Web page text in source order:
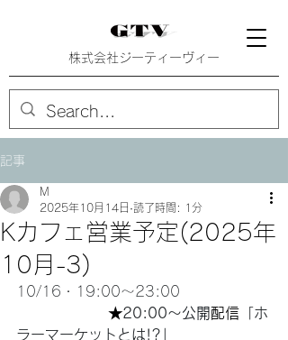
株式会社ジーティーヴィー
記事
Kカフェ営業予定(2025年
10月-3)
M
2025年10月14日 読了時間: 1分
10/16・19:00〜23:00
★20:00〜公開配信 「ホ
ラーマーケットとは!?」